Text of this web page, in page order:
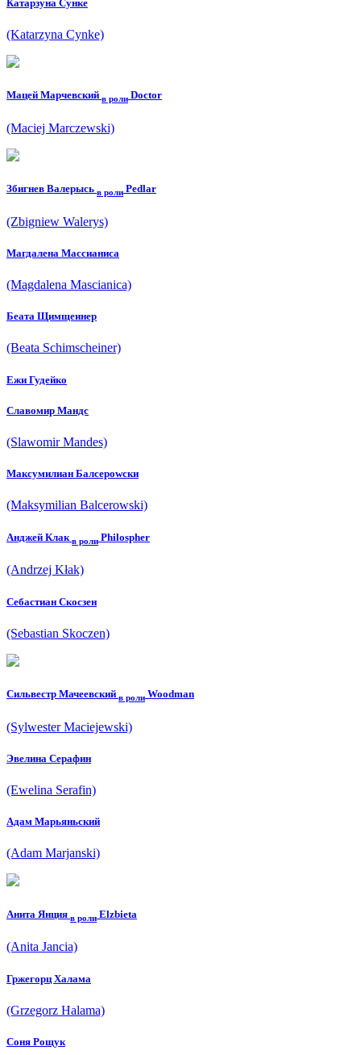
Катарзyна Cyнке
(Katarzyna Cynke)
Мацей Марчевский в роли Doctor
(Maciej Marczewski)
Збигнев Валерысь в роли Pedlar
(Zbigniew Walerys)
Магдалена Масcианиcа
(Magdalena Mascianica)
Беата Щимщеинер
(Beata Schimscheiner)
Ежи Гудейко
Славомир Мандс
(Slawomir Mandes)
Максyмилиан Балcероwски
(Maksymilian Balcerowski)
Анджей Клак в роли Philospher
(Andrzej Kłak)
Себастиан Скоcзен
(Sebastian Skoczen)
Сильвестр Мачеевский в роли Woodman
(Sylwester Maciejewski)
Эвелина Серафин
(Ewelina Serafin)
Адам Марьяньский
(Adam Marjanski)
Анита Янция в роли Elzbieta
(Anita Jancia)
Гржегорц Халама
(Grzegorz Halama)
Соня Рощук